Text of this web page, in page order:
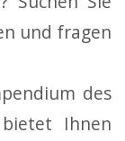
und fragen
des
Ihnen